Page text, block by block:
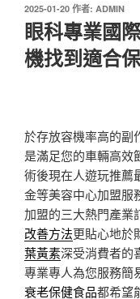
發
佈
於
2025-01-20 作者: ADMIN
眼科專業國
機找到適合
於存放容機率高的副
是滿足您的車輛高效
術後現在人遊玩推薦
金等美容中心加盟服
加盟的三大熱門產業
改善方法更貼心地於
葉黃素深受消費者的
專業專人為您服務簡
衰老保健食品都希望